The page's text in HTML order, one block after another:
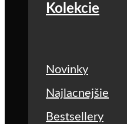
Kolekcie
Novinky
Najlacnejšie
Bestsellery